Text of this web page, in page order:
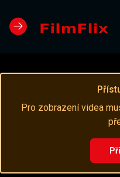
Pro zobrazení videa